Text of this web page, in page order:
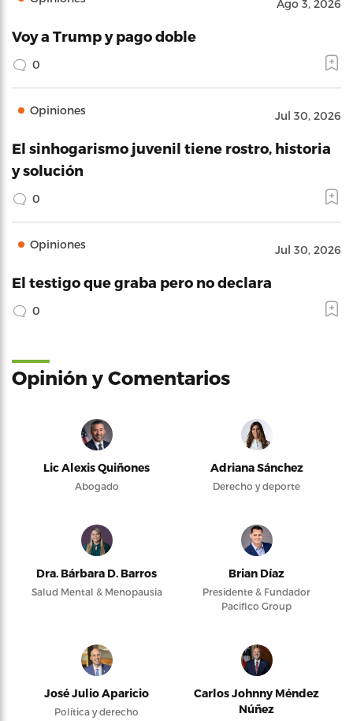
Ago 3, 2026
Voy a Trump y pago doble
0
Opiniones Jul 30, 2026
El sinhogarismo juvenil tiene rostro, historia
y solución
0
Opiniones Jul 30, 2026
El testigo que graba pero no declara
0
Opinión y Comentarios
Lic Alexis Quiñones
Abogado
Adriana Sánchez
Derecho y deporte
Dra. Bárbara D. Barros
Salud Mental & Menopausia
Brian Díaz
Presidente & Fundador
Pacifico Group
José Julio Aparicio
Política y derecho
Carlos Johnny Méndez
Núñez